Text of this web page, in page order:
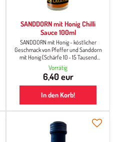
SANDDORN mit Honig Chilli
Sauce 100ml
SANDDORN mit Honig - köstlicher
Geschmack von Pfeffer und Sanddorn
mit Honig (Schärfe 10 - 15 Tausend
SHU). 3. Platz im weltweiten
Wettbewerb THE WORLD HOT SAUCE
AWARDS bei den 5. Annual World Hot
Sauce Awards.
Vorrätig
6,40 eur
In den Korb!